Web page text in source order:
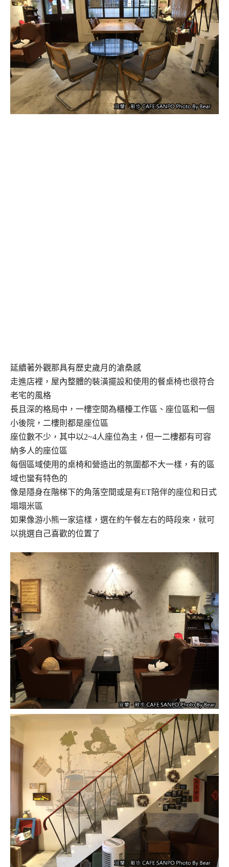
延續著外觀那具有歷史歲月的滄桑感
走進店裡，屋內整體的裝潢擺設和使用的餐桌椅也很符合
老宅的風格
長且深的格局中，一樓空間為櫃檯工作區、座位區和一個
小後院，二樓則都是座位區
座位數不少，其中以2~4人座位為主，但一二樓都有可容
納多人的座位區
每個區域使用的桌椅和營造出的氛圍都不大一樣，有的區
域也蠻有特色的
像是隱身在階梯下的角落空間或是有ET陪伴的座位和日式
塌塌米區
如果像游小熊一家這樣，選在約午餐左右的時段來，就可
以挑選自己喜歡的位置了